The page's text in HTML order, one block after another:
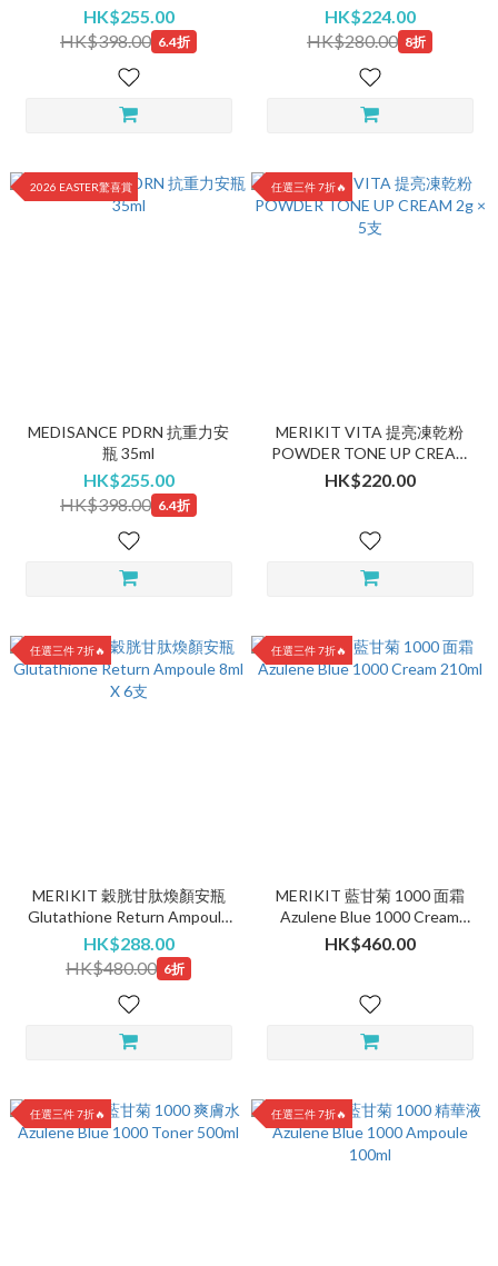
35ml
HK$255.00
HK$398.00 6.4折
HK$224.00
HK$280.00 8折
2026 EASTER驚喜賞
MEDISANCE PDRN 抗重力安
瓶 35ml
HK$255.00
HK$398.00 6.4折
任選三件 7折🔥
MERIKIT VITA 提亮凍乾粉
POWDER TONE UP CREAM
2g × 5支
HK$220.00
任選三件 7折🔥
MERIKIT 穀胱甘肽煥顏安瓶
Glutathione Return Ampoule
8ml X 6支
HK$288.00
HK$480.00 6折
任選三件 7折🔥
MERIKIT 藍甘菊 1000 面霜
Azulene Blue 1000 Cream
210ml
HK$460.00
任選三件 7折🔥 任選三件 7折🔥